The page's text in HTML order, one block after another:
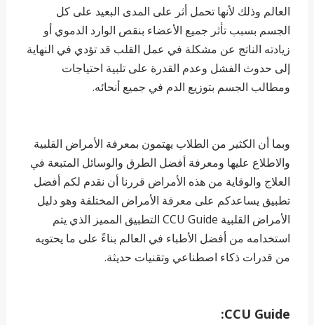
العالم وذلك لأنها تحمل أثر على المدى البعيد على كل
الجسم بسبب تأثر جميع الأعضاء بنقص الوارد الدموي أو
زيادته الناتج عن مشكلة في عمل القلب قد تؤدي في النهاية
إلى حدوث الفشل وعدم القدرة على تلبية احتياجات
ومطالب الجسم بتوزيع الدم في جميع أنحائه.
وبما أن الكثير من الطلاب يهتمون بمعرفة الأمراض القلبية
والاطلاع عليها ومعرفة أفضل الطرق والوسائل المتبعة في
العلاج والوقاية من هذه الأمراض قررنا أن نقدم لكم أفضل
تطبيق يساعدكم على معرفة الأمراض المختلفة وهو دليل
الأمراض القلبية CCU Guide التطبيق المميز الذي يتم
استخدامه من أفضل الأطباء في العالم بناءً على ما يحتويه
من قدرات ذكاء اصطناعي وتقنيات حديثة.
CCU Guide: